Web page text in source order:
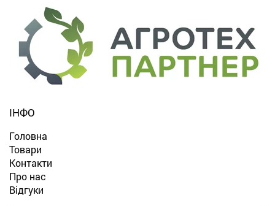
ІНФО
Головна
Товари
Контакти
Про нас
Відгуки